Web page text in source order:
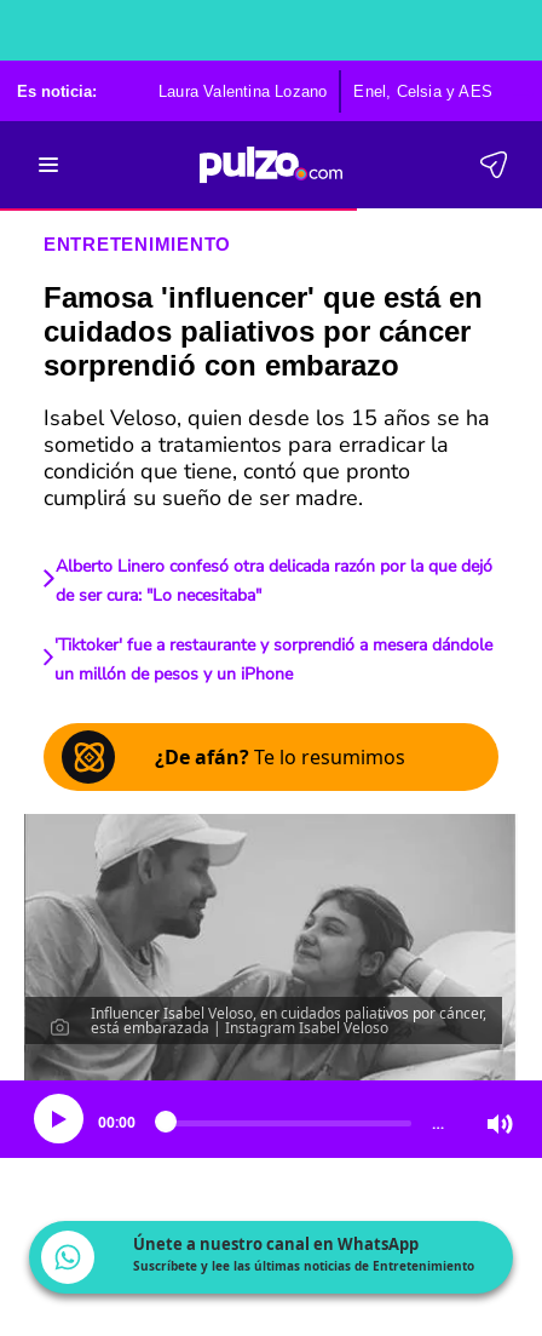
Es noticia: Laura Valentina Lozano Enel, Celsia y AES
ENTRETENIMIENTO
Famosa 'influencer' que está en
cuidados paliativos por cáncer
sorprendió con embarazo
Isabel Veloso, quien desde los 15 años se ha
sometido a tratamientos para erradicar la
condición que tiene, contó que pronto
cumplirá su sueño de ser madre.
Alberto Linero confesó otra delicada razón por la que dejó
de ser cura: "Lo necesitaba"
'Tiktoker' fue a restaurante y sorprendió a mesera dándole
un millón de pesos y un iPhone
¿De afán?Te lo resumimos
Influencer Isabel Veloso, en cuidados paliativos por cáncer,
está embarazada | Instagram Isabel Veloso
Escucha el artículo
00:00 …
Únete a nuestro canal en WhatsApp
Suscríbete y lee las últimas noticias de Entretenimiento